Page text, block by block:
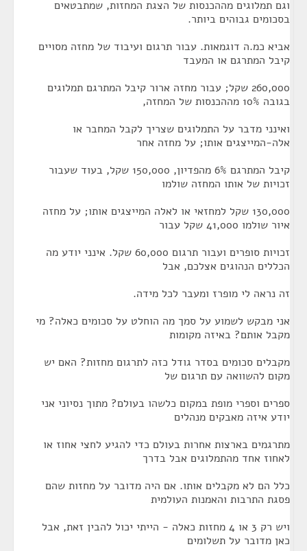
וגם תמלוגים מההכנסות של הצגת המחזות, שמתבטאים
בסכומים גבוהים ביותר.
אביא כמ.ה דוגמאות. עבור תרגום ועיבוד של מחזה מסויים
קיבל המתרגם או המעבד
260,000 שקל; עבור מחזה ארור קיבל המתרגם תמלוגים
בגובה 10% מההכנסות של המחזה,
ואינני מדבר על התמלוגים שצריך לקבל המחבר או
אלה-המייצגים אותו; על מחזה אחר
קיבל המתרגם 6% מהפדיון, 150,000 שקל, בעוד שעבור
זכויות של אותו המחזה שולמו
130,000 שקל למחזאי או לאלה המייצגים אותו; על מחזה
איור שולמו 41,000 שקל עבור
זכויות סופרים ועבור תרגום 60,000 שקל. אינני יודע מה
הכללים הנהוגים אצלכם, אבל
זה נראה לי מופרז ומעבר לכל מידה.
אני מבקש לשמוע על סמך מה הוחלט על סכומים כאלה? מי
מקבל אותם? באיזה מקומות
מקבלים סכומים בסדר גודל כזה לתרגום מחזות? האם יש
מקום להשוואה עם תרגום של
ספרים וספרי מופת במקום כלשהו בעולם? מתוך נסיוני אני
יודע איזה מאבקים מנהלים
מתרגמים בארצות אחרות בעולם כדי להגיע לחצי אחוז או
לאחוז אחד מהתמלוגים אבל בדרך
כלל הם לא מקבלים אותו. אם היה מדובר על מחזות שהם
פסגת התרבות והאמנות העולמית
ויש רק 3 או 4 מחזות כאלה - הייתי יכול להבין זאת, אבל
כאן מדובר על תשלומים